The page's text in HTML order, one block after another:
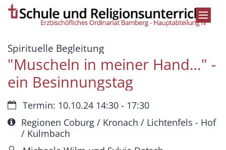
Zum Inhalt springen
Spirituelle Begleitung:
"Muscheln in meiner Hand…" -
ein Besinnungstag
Datum:Termin: 10.10.24 14:30 - 17:30
Art bzw. Nummer:
Regionen Coburg / Kronach / Lichtenfels - Hof
/ Kulmbach